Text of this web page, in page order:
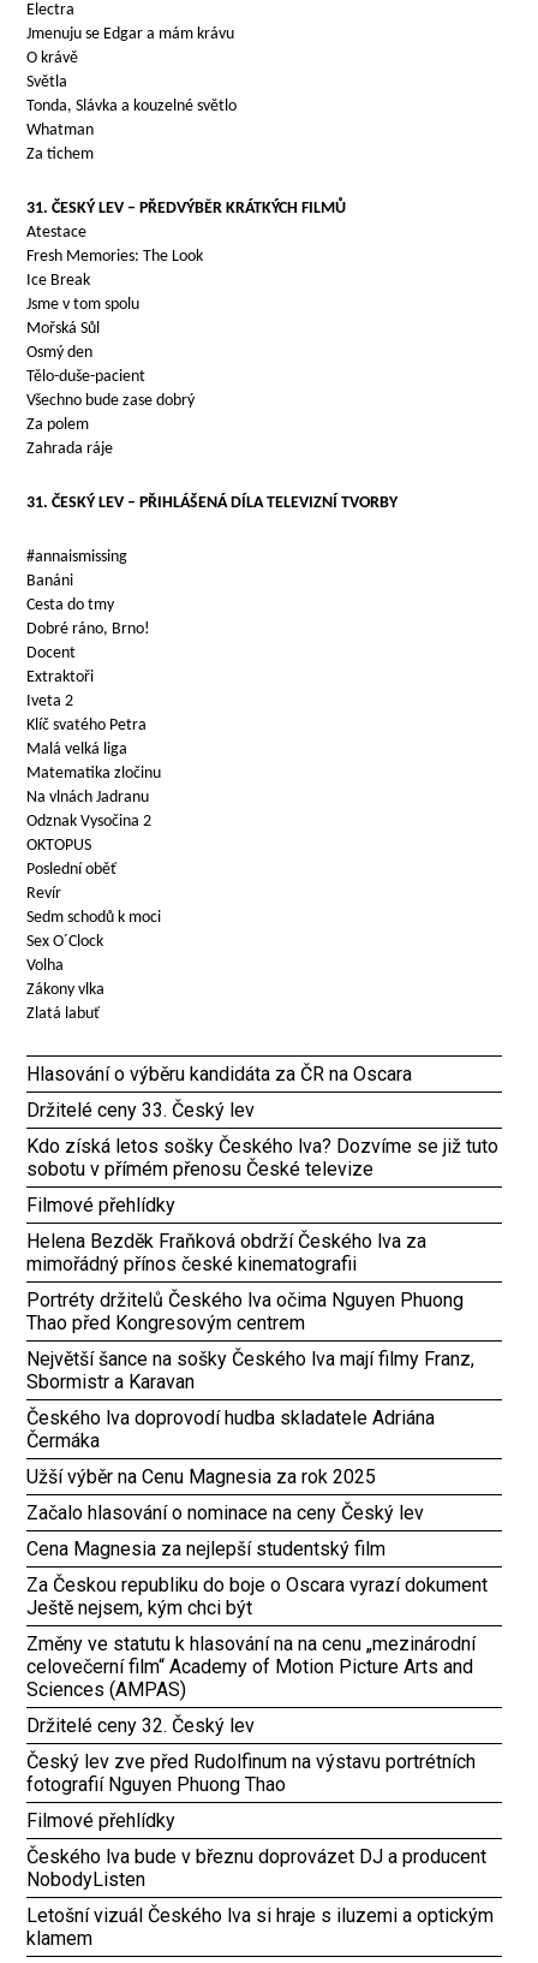
Electra
Jmenuju se Edgar a mám krávu
O krávě
Světla
Tonda, Slávka a kouzelné světlo
Whatman
Za tichem
31. ČESKÝ LEV – PŘEDVÝBĚR KRÁTKÝCH FILMŮ
Atestace
Fresh Memories: The Look
Ice Break
Jsme v tom spolu
Mořská Sůl
Osmý den
Tělo-duše-pacient
Všechno bude zase dobrý
Za polem
Zahrada ráje
31. ČESKÝ LEV – PŘIHLÁŠENÁ DÍLA TELEVIZNÍ TVORBY
#annaismissing
Banáni
Cesta do tmy
Dobré ráno, Brno!
Docent
Extraktoři
Iveta 2
Klíč svatého Petra
Malá velká liga
Matematika zločinu
Na vlnách Jadranu
Odznak Vysočina 2
OKTOPUS
Poslední oběť
Revír
Sedm schodů k moci
Sex O´Clock
Volha
Zákony vlka
Zlatá labuť
Hlasování o výběru kandidáta za ČR na Oscara
Držitelé ceny 33. Český lev
Kdo získá letos sošky Českého lva? Dozvíme se již tuto
sobotu v přímém přenosu České televize
Filmové přehlídky
Helena Bezděk Fraňková obdrží Českého lva za
mimořádný přínos české kinematografii
Portréty držitelů Českého lva očima Nguyen Phuong
Thao před Kongresovým centrem
Největší šance na sošky Českého lva mají filmy Franz,
Sbormistr a Karavan
Českého lva doprovodí hudba skladatele Adriána
Čermáka
Užší výběr na Cenu Magnesia za rok 2025
Začalo hlasování o nominace na ceny Český lev
Cena Magnesia za nejlepší studentský film
Za Českou republiku do boje o Oscara vyrazí dokument
Ještě nejsem, kým chci být
Změny ve statutu k hlasování na na cenu „mezinárodní
celovečerní film“ Academy of Motion Picture Arts and
Sciences (AMPAS)
Držitelé ceny 32. Český lev
Český lev zve před Rudolfinum na výstavu portrétních
fotografií Nguyen Phuong Thao
Filmové přehlídky
Českého lva bude v březnu doprovázet DJ a producent
NobodyListen
Letošní vizuál Českého lva si hraje s iluzemi a optickým
klamem